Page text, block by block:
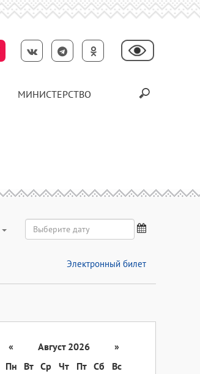
МИНИСТЕРСТВО
Электронный билет
« Август 2026
»
Пн
Вт Ср Чт Пт Сб
Вс